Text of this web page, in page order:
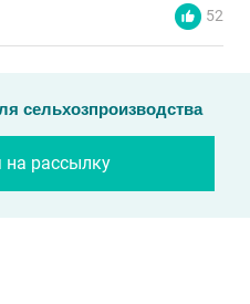
52
сельхозпроизводства
на рассылку